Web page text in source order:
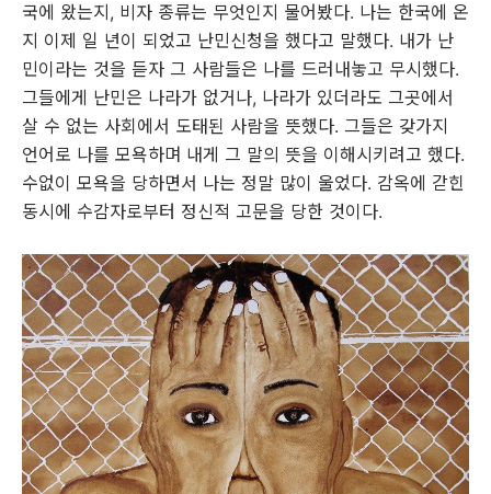
국에 왔는지, 비자 종류는 무엇인지 물어봤다. 나는 한국에 온
지 이제 일 년이 되었고 난민신청을 했다고 말했다. 내가 난
민이라는 것을 듣자 그 사람들은 나를 드러내놓고 무시했다.
그들에게 난민은 나라가 없거나, 나라가 있더라도 그곳에서
살 수 없는 사회에서 도태된 사람을 뜻했다. 그들은 갖가지
언어로 나를 모욕하며 내게 그 말의 뜻을 이해시키려고 했다.
수없이 모욕을 당하면서 나는 정말 많이 울었다. 감옥에 갇힌
동시에 수감자로부터 정신적 고문을 당한 것이다.